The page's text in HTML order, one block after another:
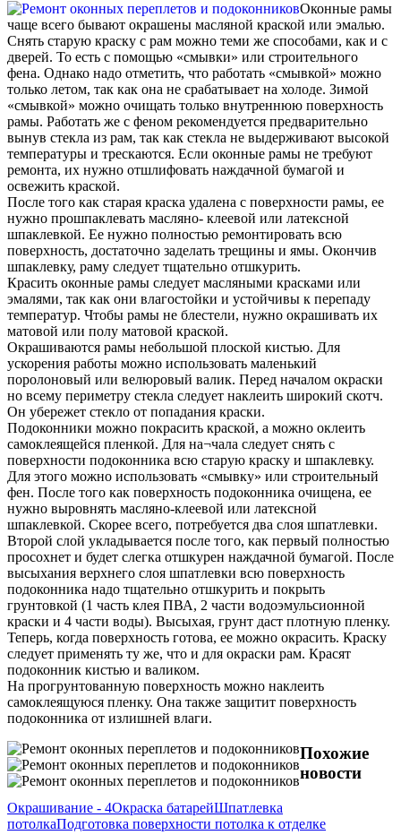
Оконные рамы
чаще всего бывают окрашены масляной краской или эмалью.
Снять старую краску с рам можно теми же способами, как и с
дверей. То есть с помощью «смывки» или строительного
фена. Однако надо отметить, что работать «смывкой» можно
только летом, так как она не срабатывает на холоде. Зимой
«смывкой» можно очищать только внутреннюю поверхность
рамы. Работать же с феном рекомендуется предварительно
вынув стекла из рам, так как стекла не выдерживают высокой
температуры и трескаются. Если оконные рамы не требуют
ремонта, их нужно отшлифовать наждачной бумагой и
освежить краской.
После того как старая краска удалена с поверхности рамы, ее
нужно прошпаклевать масляно- клеевой или латексной
шпаклевкой. Ее нужно полностью ремонтировать всю
поверхность, достаточно заделать трещины и ямы. Окончив
шпаклевку, раму следует тщательно отшкурить.
Красить оконные рамы следует масляными красками или
эмалями, так как они влагостойки и устойчивы к перепаду
температур. Чтобы рамы не блестели, нужно окрашивать их
матовой или полу матовой краской.
Окрашиваются рамы небольшой плоской кистью. Для
ускорения работы можно использовать маленький
поролоновый или велюровый валик. Перед началом окраски
но всему периметру стекла следует наклеить широкий скотч.
Он убережет стекло от попадания краски.
Подоконники можно покрасить краской, а можно оклеить
самоклеящейся пленкой. Для на¬чала следует снять с
поверхности подоконника всю старую краску и шпаклевку.
Для этого можно использовать «смывку» или строительный
фен. После того как поверхность подоконника очищена, ее
нужно выровнять масляно-клеевой или латексной
шпаклевкой. Скорее всего, потребуется два слоя шпатлевки.
Второй слой укладывается после того, как первый полностью
просохнет и будет слегка отшкурен наждачной бумагой. После
высыхания верхнего слоя шпатлевки всю поверхность
подоконника надо тщательно отшкурить и покрыть
грунтовкой (1 часть клея ПВА, 2 части водоэмульсионной
краски и 4 части воды). Высыхая, грунт даст плотную пленку.
Теперь, когда поверхность готова, ее можно окрасить. Краску
следует применять ту же, что и для окраски рам. Красят
подоконник кистью и валиком.
На прогрунтованную поверхность можно наклеить
самоклеящуюся пленку. Она также защитит поверхность
подоконника от излишней влаги.
Похожие
новости
Окрашивание - 4Окраска батарейШпатлевка
потолкаПодготовка поверхности потолка к отделке